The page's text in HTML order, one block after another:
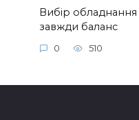
Вибір
завжди баланс
0 510